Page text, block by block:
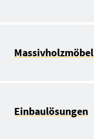
Massivholzmöbel
Einbaulösungen